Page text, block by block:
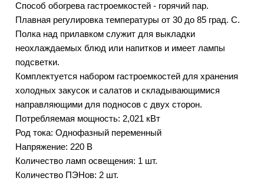
Способ обогрева гастроемкостей - горячий пар.
Плавная регулировка температуры от 30 до 85 град. С.
Полка над прилавком служит для выкладки
неохлаждаемых блюд или напитков и имеет лампы
подсветки.
Комплектуется набором гастроемкостей для хранения
холодных закусок и салатов и складывающимися
направляющими для подносов с двух сторон.
Потребляемая мощность: 2,021 кВт
Род тока: Однофазный переменный
Напряжение: 220 В
Количество ламп освещения: 1 шт.
Количество ПЭНов: 2 шт.